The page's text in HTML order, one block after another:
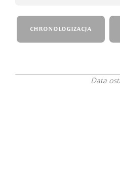
CHRONOLOGIZACJA
Data